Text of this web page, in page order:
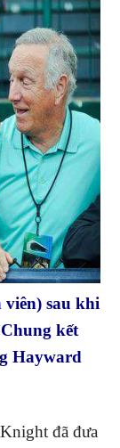
sau khi
kết
Hayward
đã đưa